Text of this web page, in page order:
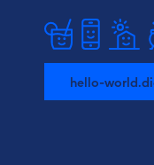
hello-